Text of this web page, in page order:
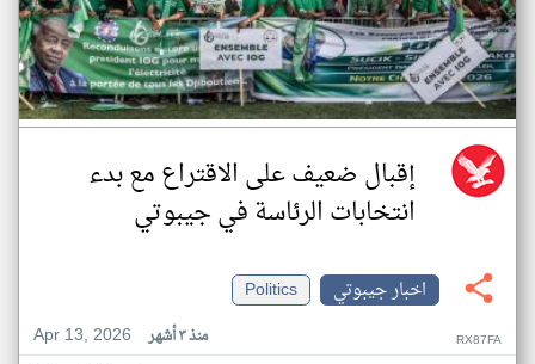
إقبال ضعيف على الاقتراع مع بدء
انتخابات الرئاسة في جيبوتي
اخبار جيبوتي
Politics
Apr 13, 2026
منذ ٣ أشهر RX87FA